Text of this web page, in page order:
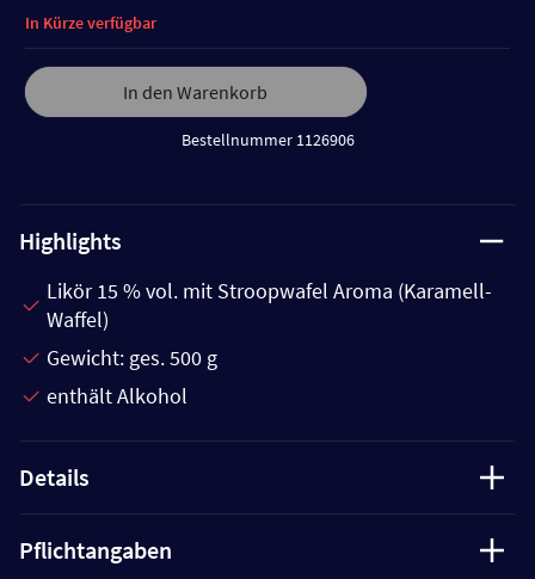
In den Warenkorb
Bestellnummer 1126906
In Kürze verfügbar
Highlights
Likör 15 % vol. mit Stroopwafel Aroma (Karamell-
Waffel)
Gewicht: ges. 500 g
enthält Alkohol
Details
Pflichtangaben